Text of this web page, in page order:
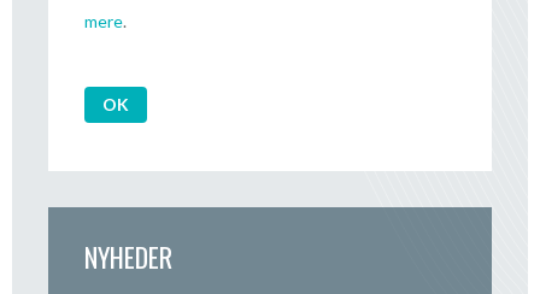
mere.
NYHEDER